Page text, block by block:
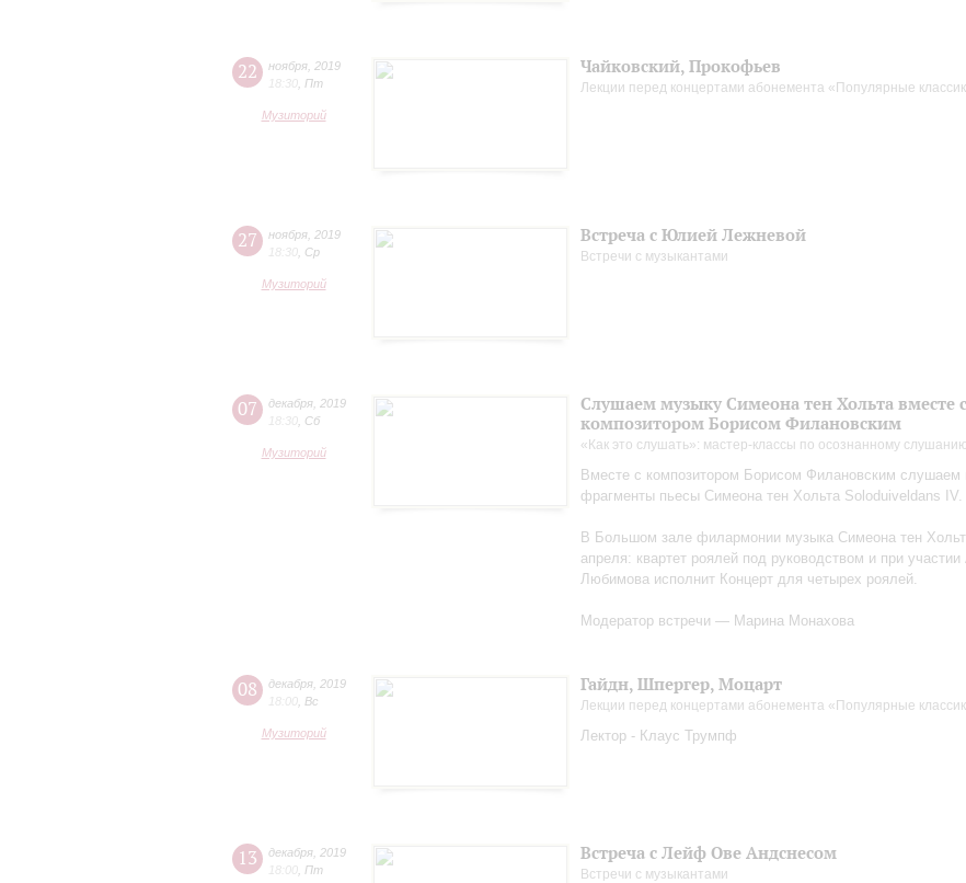
22 ноября 2019
18:30 Пт
Музиторий
Чайковский, Прокофьев
Лекции перед концертами абонемента «Популярные
27 ноября 2019
18:30 Ср
Музиторий
Встреча с Юлией Лежневой
Встречи с музыкантами
07 декабря 2019
18:30 Сб
Музиторий
Слушаем музыку Симеона тен Хольта вместе с
композитором Борисом Филановским
«Как это слушать»: мастер-классы по осознанному слушанию
Вместе с композитором Борисом Филановским слушаем
фрагменты пьесы Симеона тен Хольта Soloduiveldans IV.
В Большом зале филармонии музыка Симеона тен
апреля: квартет роялей под руководством и при участии
Любимова исполнит Концерт для четырех роялей.
Модератор встречи — Марина Монахова
08 декабря 2019
18:00 Вс
Музиторий
Гайдн, Шпергер, Моцарт
Лекции перед концертами абонемента «Популярные
Лектор - Клаус Трумпф
13 декабря 2019
18:00 Пт
Встреча с Лейф Ове Андснесом
Встречи с музыкантами